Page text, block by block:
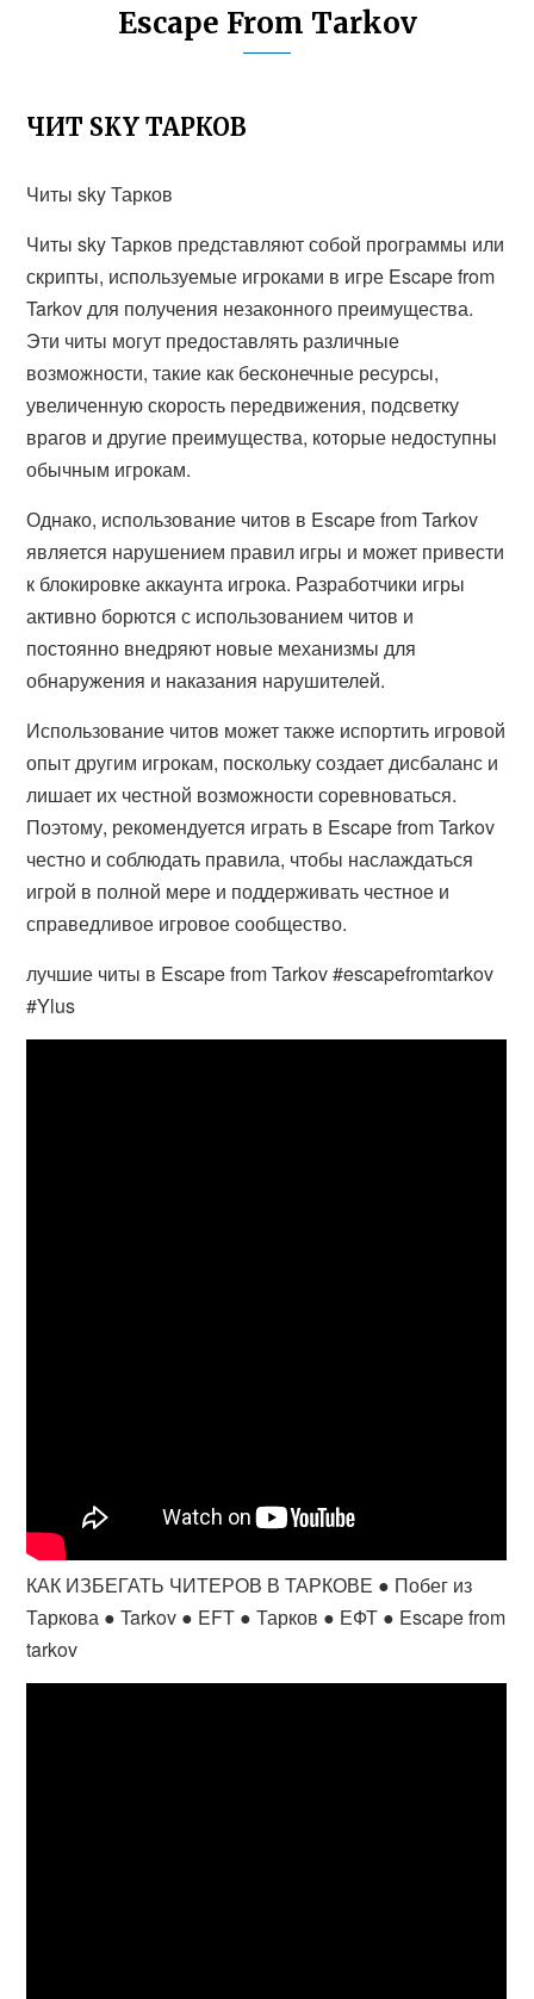
Escape From Tarkov
ЧИТ SKY ТАРКОВ
Читы sky Тарков
Читы sky Тарков представляют собой программы или
скрипты, используемые игроками в игре Escape from
Tarkov для получения незаконного преимущества.
Эти читы могут предоставлять различные
возможности, такие как бесконечные ресурсы,
увеличенную скорость передвижения, подсветку
врагов и другие преимущества, которые недоступны
обычным игрокам.
Однако, использование читов в Escape from Tarkov
является нарушением правил игры и может привести
к блокировке аккаунта игрока. Разработчики игры
активно борются с использованием читов и
постоянно внедряют новые механизмы для
обнаружения и наказания нарушителей.
Использование читов может также испортить игровой
опыт другим игрокам, поскольку создает дисбаланс и
лишает их честной возможности соревноваться.
Поэтому, рекомендуется играть в Escape from Tarkov
честно и соблюдать правила, чтобы наслаждаться
игрой в полной мере и поддерживать честное и
справедливое игровое сообщество.
лучшие читы в Escape from Tarkov #escapefromtarkov
#Ylus
КАК ИЗБЕГАТЬ ЧИТЕРОВ В ТАРКОВЕ ● Побег из
Таркова ● Tarkov ● EFT ● Тарков ● ЕФТ ● Escape from
tarkov